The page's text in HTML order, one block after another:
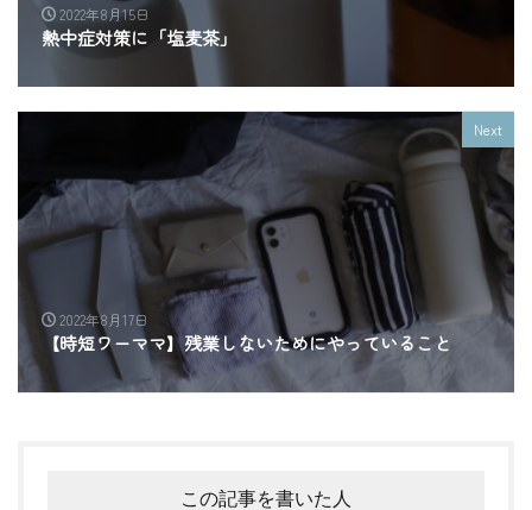
2022年8月15日
熱中症対策に「塩麦茶」
Next
2022年8月17日
【時短ワーママ】残業しないためにやっていること
この記事を書いた人